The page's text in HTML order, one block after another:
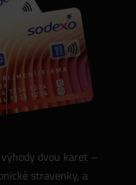
dvou karet –
stravenky, a